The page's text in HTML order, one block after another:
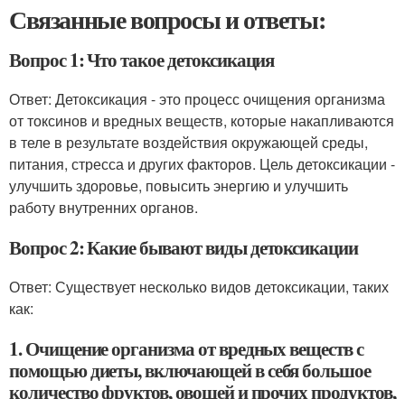
Связанные вопросы и ответы:
Вопрос 1: Что такое детоксикация
Ответ: Детоксикация - это процесс очищения организма
от токсинов и вредных веществ, которые накапливаются
в теле в результате воздействия окружающей среды,
питания, стресса и других факторов. Цель детоксикации -
улучшить здоровье, повысить энергию и улучшить
работу внутренних органов.
Вопрос 2: Какие бывают виды детоксикации
Ответ: Существует несколько видов детоксикации, таких
как:
1. Очищение организма от вредных веществ с
помощью диеты, включающей в себя большое
количество фруктов, овощей и прочих продуктов,